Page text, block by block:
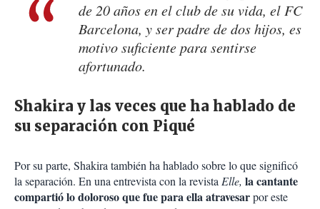
de 20 años en el club de su vida, el FC
Barcelona, y ser padre de dos hijos, es
motivo suficiente para sentirse
afortunado.
Shakira y las veces que ha hablado de
su separación con Piqué
Por su parte, Shakira también ha hablado sobre lo que significó
la separación. En una entrevista con la revistaElle, la cantante
compartió lo doloroso que fue para ella atravesarpor este